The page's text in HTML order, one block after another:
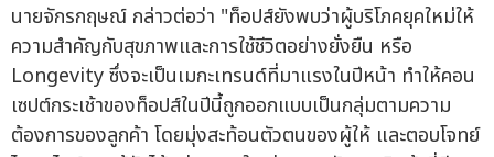
นายจักรกฤษณ์ กล่าวต่อว่า "ท็อปส์ยังพบว่าผู้บริโภคยุคใหม่ให้
ความสำคัญกับสุขภาพและการใช้ชีวิตอย่างยั่งยืน หรือ
Longevity ซึ่งจะเป็นเมกะเทรนด์ที่มาแรงในปีหน้า ทำให้คอน
เซปต์กระเช้าของท็อปส์ในปีนี้ถูกออกแบบเป็นกลุ่มตามความ
ต้องการของลูกค้า โดยมุ่งสะท้อนตัวตนของผู้ให้ และตอบโจทย์